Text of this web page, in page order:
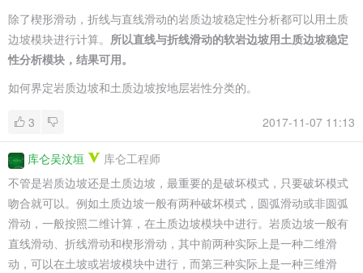
除了楔形滑动，折线与直线滑动的岩质边坡稳定性分析都可以用土质
边坡模块进行计算。 所以直线与折线滑动的软岩边坡用土质边坡稳定
性分析模块，结果可用。
如何界定岩质边坡和土质边坡按地层岩性分类的。
3 2017-11-07 11:13
库仑吴汶垣
库仑工程师
不管是岩质边坡还是土质边坡，最重要的是破坏模式，只要破坏模式
吻合就可以。例如土质边坡一般有两种破坏模式，圆弧滑动或非圆弧
滑动，一般按照二维计算，在土质边坡模块中进行。岩质边坡一般有
直线滑动、折线滑动和楔形滑动，其中前两种实际上是一种二维滑
动，可以在土坡或岩坡模块中进行，而第三种实际上是一种三维滑